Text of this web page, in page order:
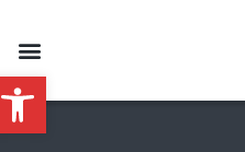
פתח